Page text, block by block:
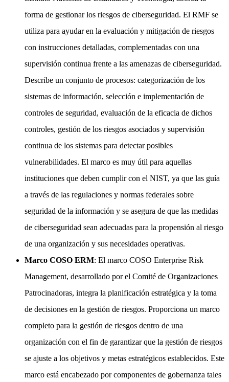
forma de gestionar los riesgos de ciberseguridad. El RMF se
utiliza para ayudar en la evaluación y mitigación de riesgos
con instrucciones detalladas, complementadas con una
supervisión continua frente a las amenazas de ciberseguridad.
Describe un conjunto de procesos: categorización de los
sistemas de información, selección e implementación de
controles de seguridad, evaluación de la eficacia de dichos
controles, gestión de los riesgos asociados y supervisión
continua de los sistemas para detectar posibles
vulnerabilidades. El marco es muy útil para aquellas
instituciones que deben cumplir con el NIST, ya que las guía
a través de las regulaciones y normas federales sobre
seguridad de la información y se asegura de que las medidas
de ciberseguridad sean adecuadas para la propensión al riesgo
de una organización y sus necesidades operativas.
Marco COSO ERM: El marco COSO Enterprise Risk
Management, desarrollado por el Comité de Organizaciones
Patrocinadoras, integra la planificación estratégica y la toma
de decisiones en la gestión de riesgos. Proporciona un marco
completo para la gestión de riesgos dentro de una
organización con el fin de garantizar que la gestión de riesgos
se ajuste a los objetivos y metas estratégicos establecidos. Este
marco está encabezado por componentes de gobernanza tales